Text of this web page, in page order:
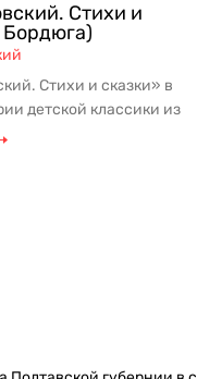
Стихи и
Бордюга)
Стихи и сказки» в
детской классики из
и списк...